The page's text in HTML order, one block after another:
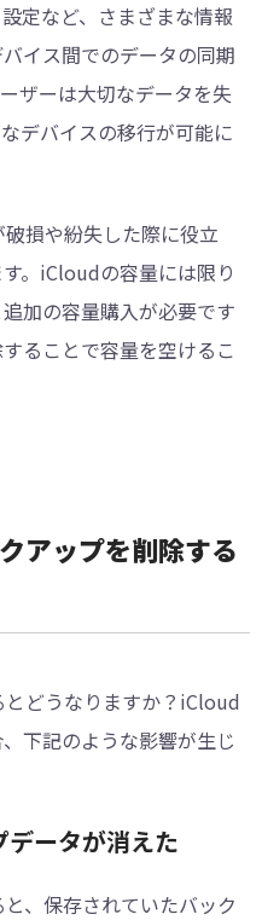
定など、さまざまな情報
イス間でのデータの同期
ザーは大切なデータを失
デバイスの移行が可能に
損や紛失した際に役立
。iCloudの容量には限り
加の容量購入が必要です
ることで容量を空けるこ
ップを削除する
どうなりますか？iCloud
下記のような影響が生じ
ータが消えた
、保存されていたバック